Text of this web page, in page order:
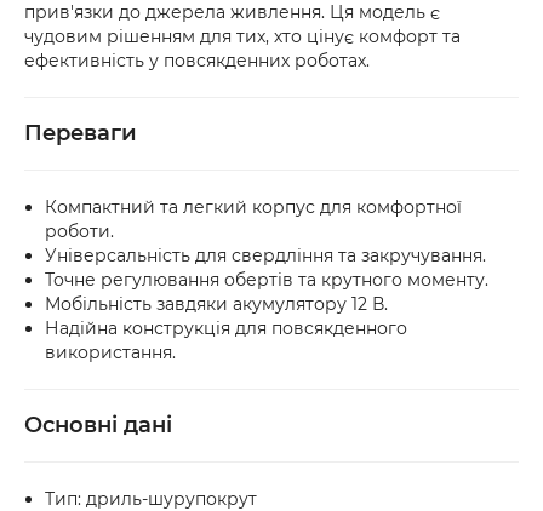
прив'язки до джерела живлення. Ця модель є
чудовим рішенням для тих, хто цінує комфорт та
ефективність у повсякденних роботах.
Переваги
Компактний та легкий корпус для комфортної
роботи.
Універсальність для свердління та закручування.
Точне регулювання обертів та крутного моменту.
Мобільність завдяки акумулятору 12 В.
Надійна конструкція для повсякденного
використання.
Основні дані
Тип: дриль-шурупокрут